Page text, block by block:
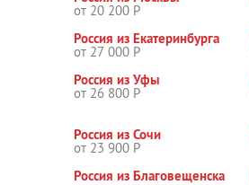
от 20 200 Р
Россия из Екатеринбурга
от 27 000 Р
Россия из Уфы
от 26 800 Р
Россия из Сочи
от 23 900 Р
Россия из Благовещенска